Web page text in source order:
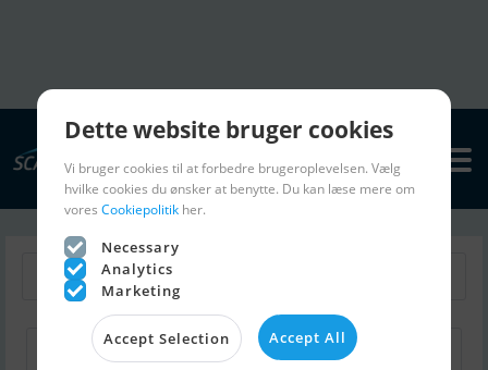
Retur til Søg
Narval 38 (.. X-Yachts X7..
Dette website bruger cookies
Vi bruger cookies til at forbedre brugeroplevelsen. Vælg
hvilke cookies du ønsker at benytte. Du kan læse mere om
vores Cookiepolitik her.
Necessary
Analytics
Marketing
Accept Selection Accept All